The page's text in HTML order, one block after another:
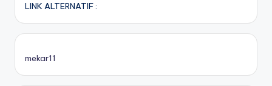
LINK ALTERNATIF :
mekar11